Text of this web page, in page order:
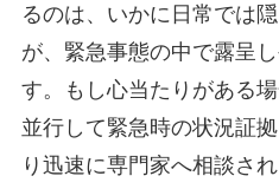
るのは、いかに日常では
が、緊急事態の中で露呈
す。もし心当たりがある
並行して緊急時の状況証
り迅速に専門家へ相談さ